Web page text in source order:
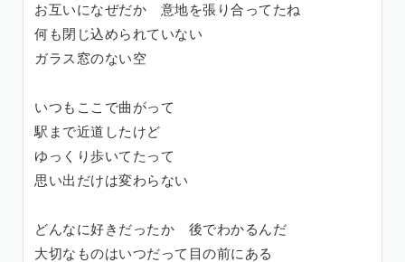
お互いになぜだか 意地を張り合ってたね
何も閉じ込められていない
ガラス窓のない空
いつもここで曲がって
駅まで近道したけど
ゆっくり歩いてたって
思い出だけは変わらない
どんなに好きだったか 後でわかるんだ
大切なものはいつだって目の前にある